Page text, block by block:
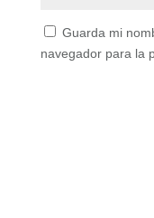
Guarda mi
navegador para la